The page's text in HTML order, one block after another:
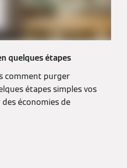
quelques étapes
comment purger
étapes simples vos
économies de